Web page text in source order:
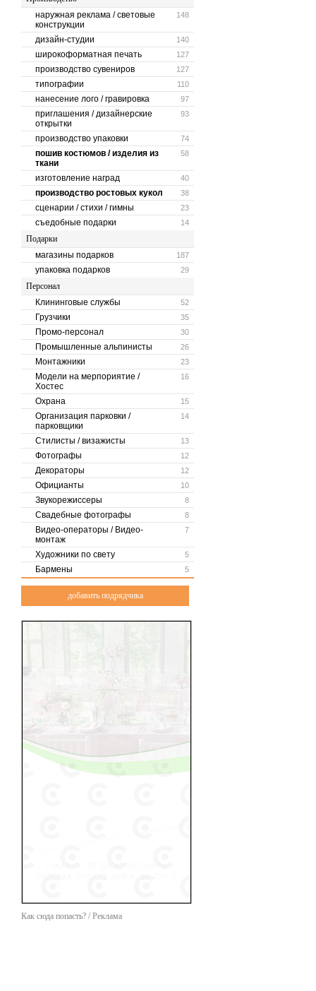
148
наружная реклама / световые
конструкции
140
дизайн-студии
127
широкоформатная печать
127
производство сувениров
110
типографии
97
нанесение лого / гравировка
93
приглашения / дизайнерские
открытки
74
производство упаковки
58
пошив костюмов / изделия из
ткани
40
изготовление наград
38
производство ростовых кукол
23
сценарии / стихи / гимны
14
съедобные подарки
Подарки
187
магазины подарков
29
упаковка подарков
Персонал
52
Клининговые службы
35
Грузчики
30
Промо-персонал
26
Промышленные альпинисты
23
Монтажники
16
Модели на мерпориятие /
Хостес
15
Охрана
14
Организация парковки /
парковщики
13
Стилисты / визажисты
12
Фотографы
12
Декораторы
10
Официанты
8
Звукорежиссеры
8
Свадебные фотографы
7
Видео-операторы / Видео-
монтаж
5
Художники по свету
5
Бармены
добавить подрядчика
Как сюда попасть? / Реклама